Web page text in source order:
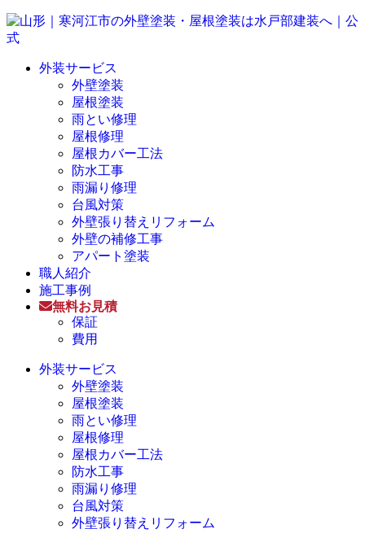
外装サービス
外壁塗装
屋根塗装
雨とい修理
屋根修理
屋根カバー工法
防水工事
雨漏り修理
台風対策
外壁張り替えリフォーム
外壁の補修工事
アパート塗装
職人紹介
施工事例
無料お見積
保証
費用
外装サービス
外壁塗装
屋根塗装
雨とい修理
屋根修理
屋根カバー工法
防水工事
雨漏り修理
台風対策
外壁張り替えリフォーム